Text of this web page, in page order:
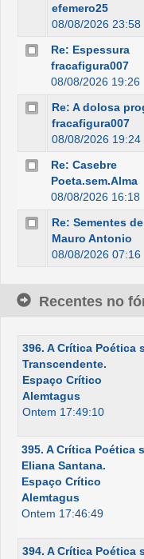
efemero25
08/08/2026 23:58
Re: Espessura
fracafigura007
08/08/2026 19:26
Re: A dolosa
fracafigura007
08/08/2026 19:24
Re: Casebre
Poeta.sem.Alma
08/08/2026 16:18
Re: Sementes
Mauro Antonio
08/08/2026 07:16
Recentes no
396. A Crítica
Transcendente.
Espaço Crítico
Alemtagus
Ontem 17:49:10
395. A Crítica Poética
Eliana Santana.
Espaço Crítico
Alemtagus
Ontem 17:46:49
394. A Crítica